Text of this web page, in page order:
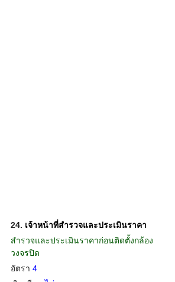
24. เจ้าหน้าที่สำรวจและประเมินราคา
สำรวจและประเมินราคาก่อนติดตั้งกล้อง
วงจรปิด
อัตรา 4